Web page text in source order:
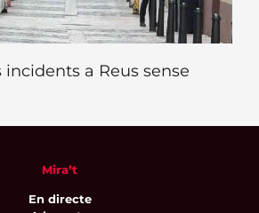
incidents a Reus sense
Mira’t
En directe